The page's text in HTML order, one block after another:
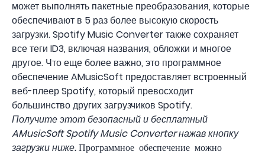
может выполнять пакетные преобразования, которые
обеспечивают в 5 раз более высокую скорость
загрузки. Spotify Music Converter также сохраняет
все теги ID3, включая названия, обложки и многое
другое. Что еще более важно, это программное
обеспечение AMusicSoft предоставляет встроенный
веб-плеер Spotify, который превосходит
большинство других загрузчиков Spotify.
Получите этот безопасный и бесплатный
AMusicSoft Spotify Music Converter нажав кнопку
загрузки ниже. Программное обеспечение можно